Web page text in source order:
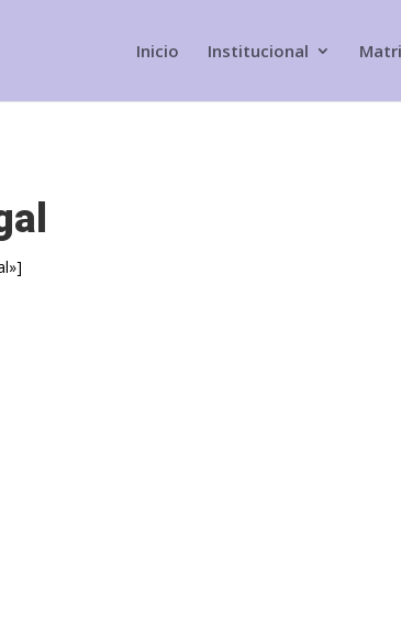
Inicio Institucional